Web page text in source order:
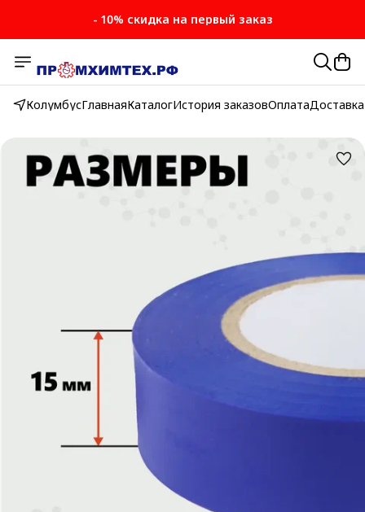
- 10% скидка на первый заказ
КолумбусГлавнаяКаталогИстория заказовОплатаДоставка